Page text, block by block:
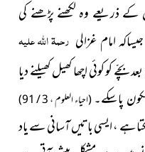
پڑھتے ہیں : (1)کھیل کے ذریعے وہ لکھنے پڑھنے کی
امام غزالی رحمۃ اللہ علیہ
کو کوئی اچھا کھیل کھیلنے دیا
پاسکے۔(احیاء العلوم ، 3 / 91)
ہے ، ایسی باتیں آسانی سے یاد